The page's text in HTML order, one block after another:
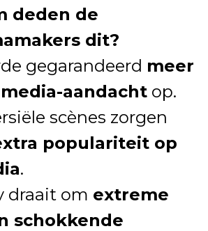
deden de
dit?
gegarandeerd meer
aandachtop.
scènes zorgen
populariteit op
.
draait om extreme
schokkende